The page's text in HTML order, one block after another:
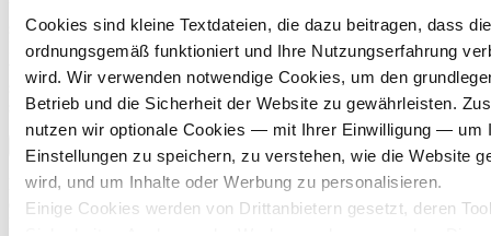
Cookies sind kleine Textdateien, die dazu beitragen, dass
ordnungsgemäß funktioniert und Ihre Nutzungserfahrung
wird. Wir verwenden notwendige Cookies, um den
Betrieb und die Sicherheit der Website zu gewährleisten.
nutzen wir optionale Cookies — mit Ihrer Einwilligung — um
Einstellungen zu speichern, zu verstehen, wie die Website
wird, und um Inhalte oder Werbung zu personalisieren.
Einige Cookies werden von Drittanbietern gesetzt, deren
spezifikationsgerechte Lieferung mit möglichst kurzer Vorlaufzeit.
Immer. Hydro nutzt hauseigene QMS- und Testeinrichtungen und
verfügt über ein
europaweites Standortnetzwerk
, um die Versorgung
sicherzustellen. Wir bieten immer branchenführenden Service und
schaffen Transparenz durch Zertifizierungen und Dokumentation.
Hydro EcoVadis-Rating
Kunden profitieren von der Transparenz des EcoVadis-Ratings
einer verlässlichen und auf Fakten basierenden Online-Plattform, die
Nachhaltigkeitsbewertungen für Lieferanten bereitstellt. Dies